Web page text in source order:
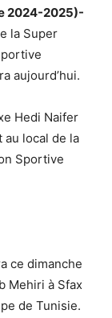
2024-2025)-
la Super
aujourd’hui.
Hedi Naifer
local de la
Sportive
ce dimanche
Mehiri à Sfax
de Tunisie.